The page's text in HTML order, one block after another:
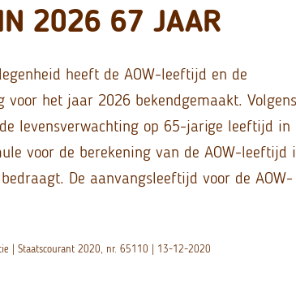
2026 67 JAAR
heeft de AOW-leeftijd en de
het jaar 2026 bekendgemaakt. Volgens
levensverwachting op 65-jarige leeftijd in
voor de berekening van de AOW-leeftijd
De aanvangsleeftijd voor de AOW-
| Staatscourant 2020, nr. 65110 | 13-12-2020